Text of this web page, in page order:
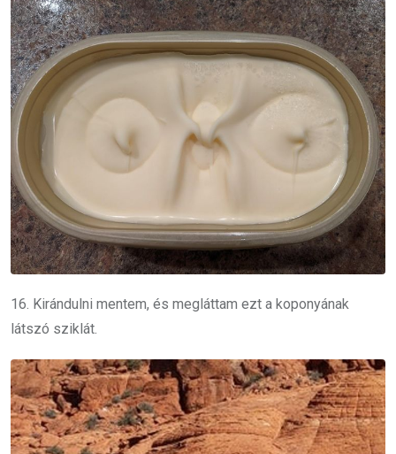
16. Kirándulni mentem, és megláttam ezt a koponyának
látszó sziklát.